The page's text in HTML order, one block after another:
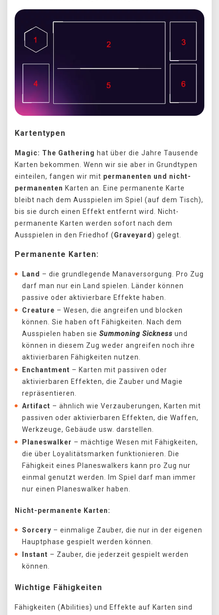
Kartentypen
Magic: The Gathering hat über die Jahre Tausende
Karten bekommen. Wenn wir sie aber in Grundtypen
einteilen, fangen wir mit permanenten und nicht-
permanenten Karten an. Eine permanente Karte
bleibt nach dem Ausspielen im Spiel (auf dem Tisch),
bis sie durch einen Effekt entfernt wird. Nicht-
permanente Karten werden sofort nach dem
Ausspielen in den Friedhof (Graveyard ) gelegt.
Permanente Karten:
Land – die grundlegende Manaversorgung. Pro Zug
darf man nur ein Land spielen. Länder können
passive oder aktivierbare Effekte haben.
Creature – Wesen, die angreifen und blocken
können. Sie haben oft Fähigkeiten. Nach dem
Ausspielen haben sie Summoning Sickness und
können in diesem Zug weder angreifen noch ihre
aktivierbaren Fähigkeiten nutzen.
Enchantment – Karten mit passiven oder
aktivierbaren Effekten, die Zauber und Magie
repräsentieren.
Artifact – ähnlich wie Verzauberungen, Karten mit
passiven oder aktivierbaren Effekten, die Waffen,
Werkzeuge, Gebäude usw. darstellen.
Planeswalker – mächtige Wesen mit Fähigkeiten,
die über Loyalitätsmarken funktionieren. Die
Fähigkeit eines Planeswalkers kann pro Zug nur
einmal genutzt werden. Im Spiel darf man immer
nur einen Planeswalker haben.
Nicht-permanente Karten:
Sorcery – einmalige Zauber, die nur in der eigenen
Hauptphase gespielt werden können.
Instant – Zauber, die jederzeit gespielt werden
können.
Wichtige Fähigkeiten
Fähigkeiten (Abilities) und Effekte auf Karten sind